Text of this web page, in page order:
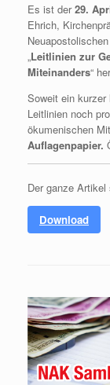
Es ist der29.
Ehrich,
„Leitlinien zur
Miteinanders“
Soweit ein
Leitlinien noch
ökumenischen
Auflagenpapier.
Der ganze
Download